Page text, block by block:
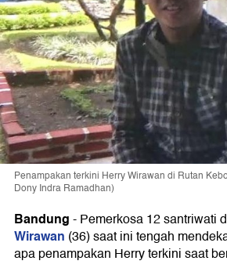
Penampakan terkini Herry Wirawan di Rutan
Dony Indra Ramadhan)
Bandung-Pemerkosa 12 santriwati
Wirawan (36) saat ini tengah
apa penampakan Herry terkini saat